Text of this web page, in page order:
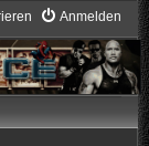
Anmelden